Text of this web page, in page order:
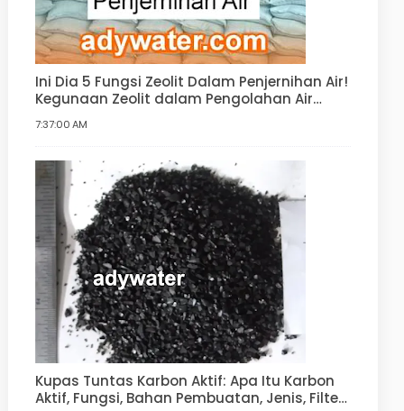
Ini Dia 5 Fungsi Zeolit Dalam Penjernihan Air!
Kegunaan Zeolit dalam Pengolahan Air
7:37:00 AM
Kupas Tuntas Karbon Aktif: Apa Itu Karbon
Aktif, Fungsi, Bahan Pembuatan, Jenis, Filter